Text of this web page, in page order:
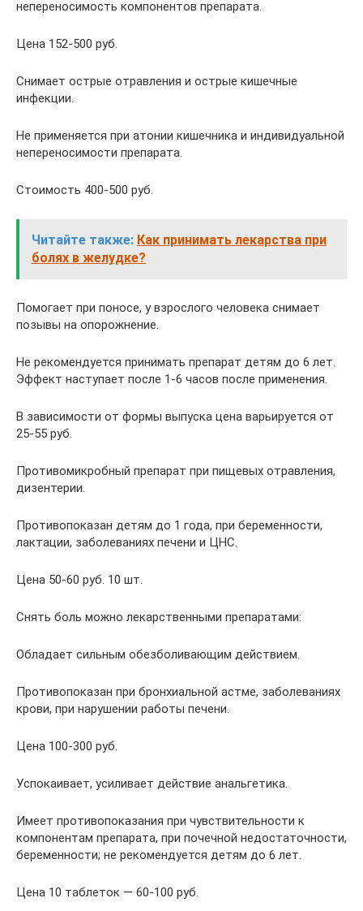
непереносимость компонентов препарата.
Цена 152-500 руб.
Снимает острые отравления и острые кишечные
инфекции.
Не применяется при атонии кишечника и индивидуальной
непереносимости препарата.
Стоимость 400-500 руб.
Читайте также: Как принимать лекарства при
болях в желудке?
Помогает при поносе, у взрослого человека снимает
позывы на опорожнение.
Не рекомендуется принимать препарат детям до 6 лет.
Эффект наступает после 1-6 часов после применения.
В зависимости от формы выпуска цена варьируется от
25-55 руб.
Противомикробный препарат при пищевых отравления,
дизентерии.
Противопоказан детям до 1 года, при беременности,
лактации, заболеваниях печени и ЦНС.
Цена 50-60 руб. 10 шт.
Снять боль можно лекарственными препаратами:
Обладает сильным обезболивающим действием.
Противопоказан при бронхиальной астме, заболеваниях
крови, при нарушении работы печени.
Цена 100-300 руб.
Успокаивает, усиливает действие анальгетика.
Имеет противопоказания при чувствительности к
компонентам препарата, при почечной недостаточности,
беременности; не рекомендуется детям до 6 лет.
Цена 10 таблеток — 60-100 руб.